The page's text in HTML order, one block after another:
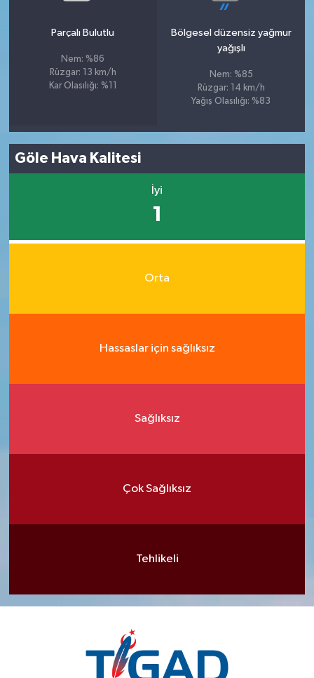
Parçalı Bulutlu
Nem: %86
Rüzgar: 13 km/h
Kar Olasılığı: %11
Bölgesel düzensiz yağmur
yağışlı
Nem: %85
Rüzgar: 14 km/h
Yağış Olasılığı: %83
Göle Hava Kalitesi
İyi
1
Orta
Hassaslar için sağlıksız
Sağlıksız
Çok Sağlıksız
Tehlikeli